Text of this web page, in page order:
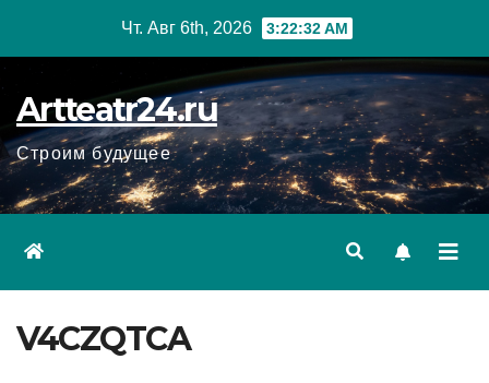
Чт. Авг 6th, 2026 3:22:33 AM
Artteatr24.ru
Строим будущее
V4CZQTCA